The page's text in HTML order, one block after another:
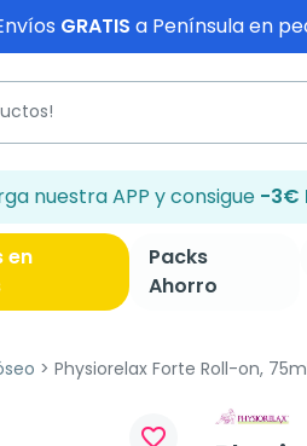
GRATIS a Península en
nuestra APP y consigue -3€
en
Packs
Ahorro
Physiorelax Forte Roll-on,
favorite_border